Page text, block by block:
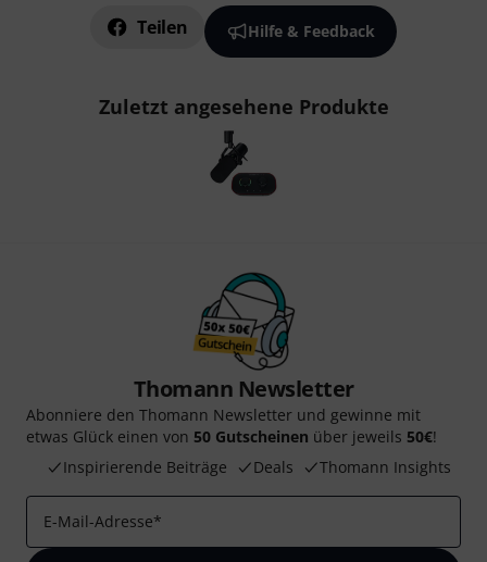
Teilen Hilfe & Feedback
Zuletzt angesehene Produkte
Thomann Newsletter
Abonniere den Thomann Newsletter und gewinne mit
etwas Glück einen von 50 Gutscheinen über jeweils 50€!
Inspirierende Beiträge
Deals Thomann Insights
E-Mail-Adresse*